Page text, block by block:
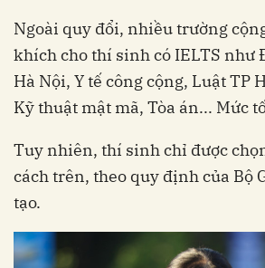
Ngoài quy đổi, nhiều trường
khích cho thí sinh có IELTS như
Hà Nội, Y tế công cộng, Luật TP
Kỹ thuật mật mã, Tòa án... Mức
Tuy nhiên, thí sinh chỉ được
cách trên, theo quy định của Bộ
tạo.